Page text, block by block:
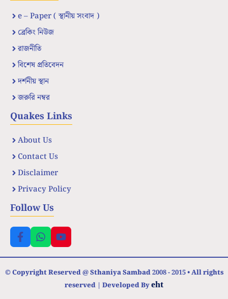
e – Paper ( স্থানীয় সংবাদ )
ব্রেকিং নিউজ
রাজনীতি
বিশেষ প্রতিবেদন
দর্শনীয় স্থান
জরুরি নম্বর
Quakes Links
About Us
Contact Us
Disclaimer
Privacy Policy
Follow Us
© Copyright Reserved @ Sthaniya Sambad 2008 - 2015 • All rights
reserved | Developed Byeht